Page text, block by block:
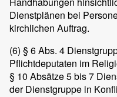
Dienstplänen bei
kirchlichen Auftrag.
(6) § 6 Abs. 4
Pflichtdeputaten im
§ 10 Absätze 5 bis 7
der Dienstgruppe in